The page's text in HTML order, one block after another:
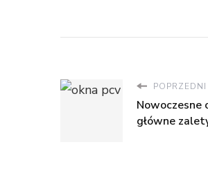
Nowoczesne
główne